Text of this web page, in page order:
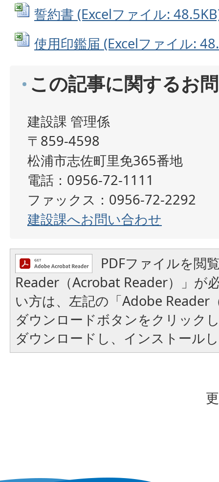
誓約書 (Excelファイル:
使用印鑑届 (Excelファイル:
この記事に関するお
建設課 管理係
〒859-4598
松浦市志佐町里免365番地
電話：0956-72-1111
ファックス：0956-72-2292
建設課へお問い合わせ
PDFファイルを閲
Reader（Acrobat Reader）」が
い方は、左記の「Adobe Reader
ダウンロードボタンをクリック
ダウンロードし、インストール